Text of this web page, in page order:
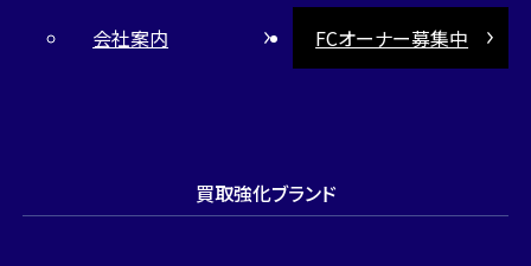
会社案内
FCオーナー募集中
買取強化ブランド